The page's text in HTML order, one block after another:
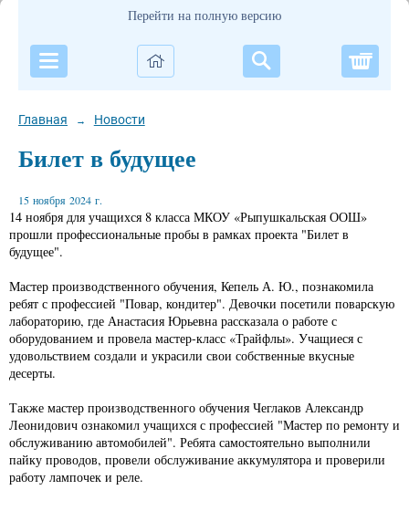
Перейти на полную версию
Главная → Новости
Билет в будущее
15 ноября 2024 г.
14 ноября для учащихся 8 класса МКОУ «Рыпушкальская ООШ»
прошли профессиональные пробы в рамках проекта "Билет в
будущее".
Мастер производственного обучения, Кепель А. Ю., познакомила
ребят с профессией "Повар, кондитер". Девочки посетили поварскую
лабораторию, где Анастасия Юрьевна рассказала о работе с
оборудованием и провела мастер-класс «Трайфлы». Учащиеся с
удовольствием создали и украсили свои собственные вкусные
десерты.
Также мастер производственного обучения Чеглаков Александр
Леонидович ознакомил учащихся с профессией "Мастер по ремонту и
обслуживанию автомобилей". Ребята самостоятельно выполнили
пайку проводов, провели обслуживание аккумулятора и проверили
работу лампочек и реле.